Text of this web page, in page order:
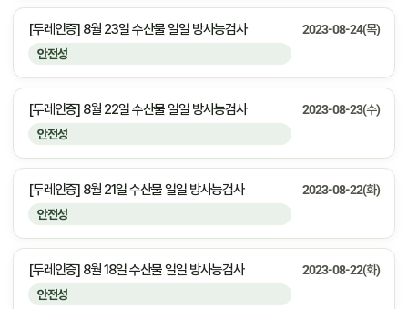
안전성
[두레인증] 8월 23일 수산물 일일 방사능검사 2023-08-24(목)
안전성
[두레인증] 8월 22일 수산물 일일 방사능검사 2023-08-23(수)
안전성
[두레인증] 8월 21일 수산물 일일 방사능검사 2023-08-22(화)
안전성
[두레인증] 8월 18일 수산물 일일 방사능검사 2023-08-22(화)